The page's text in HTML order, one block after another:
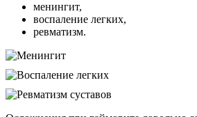
менингит,
воспаление легких,
ревматизм.